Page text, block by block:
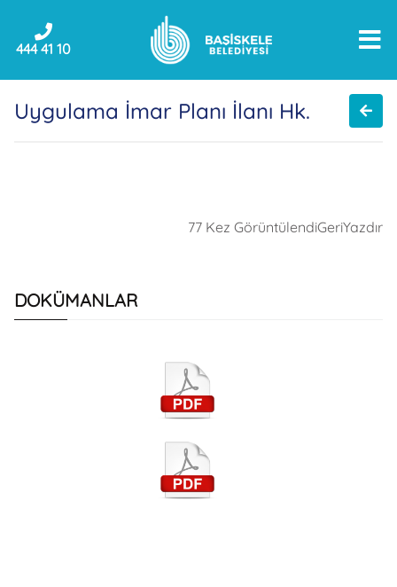
444 41 10
Uygulama İmar Planı İlanı Hk.
77 Kez GörüntülendiGeriYazdır
DOKÜMANLAR